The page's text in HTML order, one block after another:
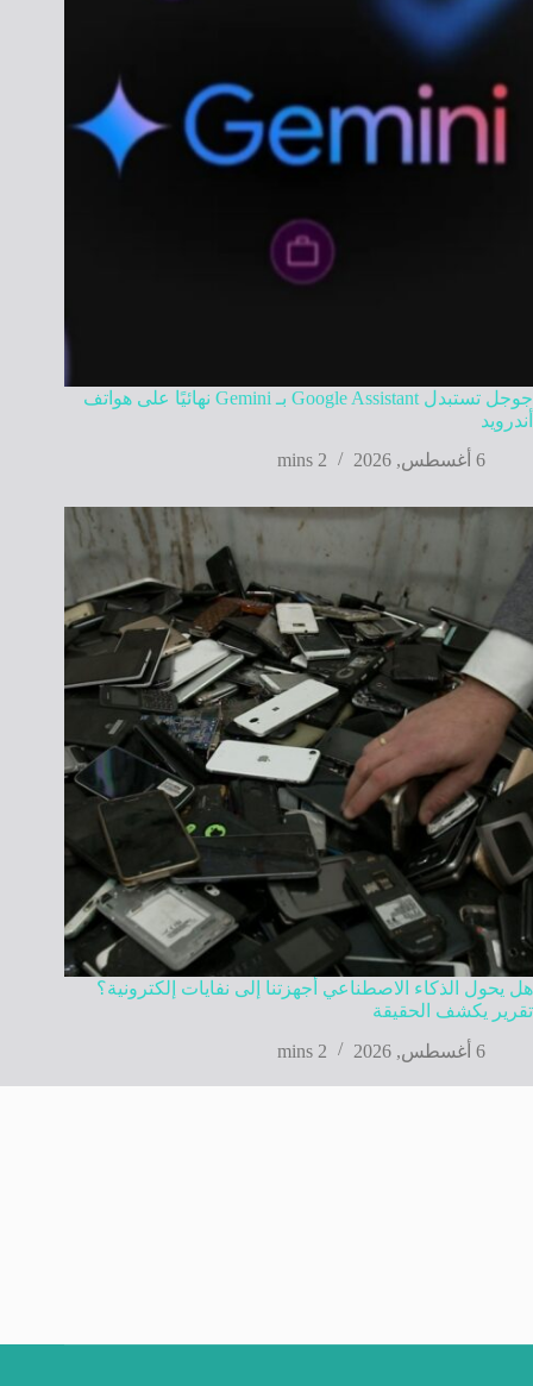
جوجل تستبدل Google Assistant بـ Gemini نهائيًا على هواتف
أندرويد
6 أغسطس, 2026
2 mins
هل يحول الذكاء الاصطناعي أجهزتنا إلى نفايات إلكترونية؟
تقرير يكشف الحقيقة
6 أغسطس, 2026
2 mins